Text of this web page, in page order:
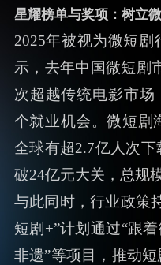
星耀榜单与奖项：树立
2025年被视为微短
示，去年中国微短剧
次超越传统电影市场
个就业机会。微短剧
全球有超2.7亿人次
破24亿元大关，总规
与此同时，行业政策
短剧+”计划通过“跟
非遗”等项目，推动